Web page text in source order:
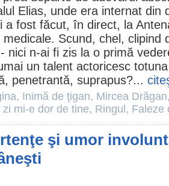
Elias, unde era internat din
a fost făcut, în direct, la
Scund, chel, clipind
nici n-ai fi zis la o primă
un talent actoricesc
penetrantă, suprapus?...
, Inimă de ţigan, Mircea Drăgan
zi mi-e dor de tine, Ringul , Faleze
şi umor